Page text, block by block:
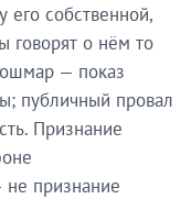
его собственной,
говорят о нём то
— показ
публичный провал
Признание
признание